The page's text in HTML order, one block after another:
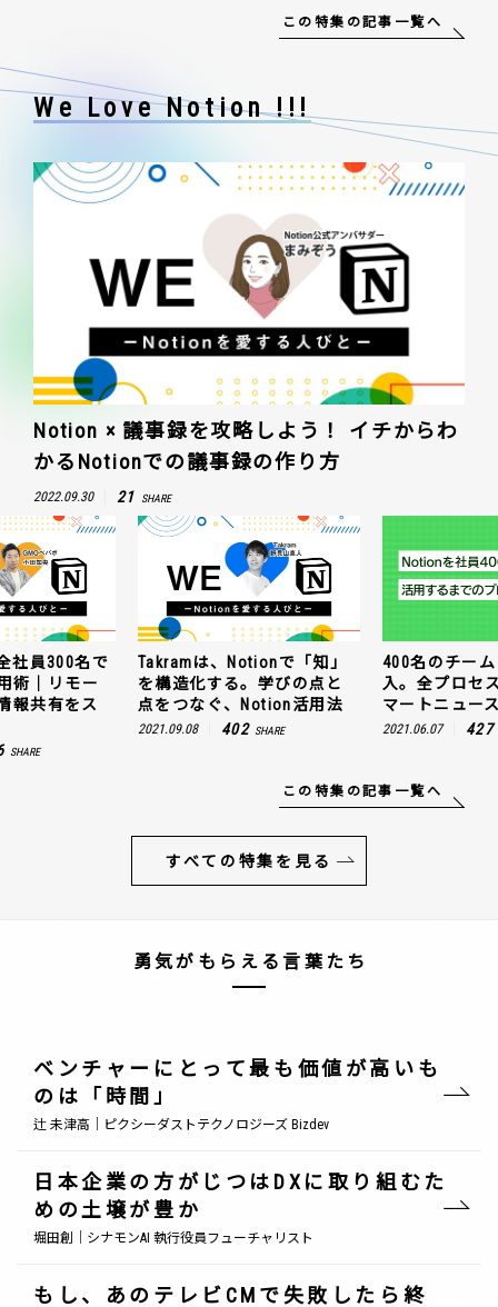
この特集の記事一覧へ
We Love Notion !!!
Notion × 議事録を攻略しよう！ イチからわ
かるNotionでの議事録の作り方
2022.09.30 21 SHARE
で「知」
学びの点と
活用法
400名のチームにNotion導
入。全プロセスを公開！ス
マートニュースの場合
2021.06.07 427 SHARE
GMOペパボが
使うNotion活
トワークでも
ムーズに！
この特集の記事一覧へ
すべての特集を見る
勇気がもらえる言葉たち
ベンチャーにとって最も価値が高いも
のは「時間」
辻 未津高｜ピクシーダストテクノロジーズ Bizdev
日本企業の方がじつはDXに取り組むた
めの土壌が豊か
堀田創｜シナモンAI 執行役員フューチャリスト
もし、あのテレビCMで失敗したら終